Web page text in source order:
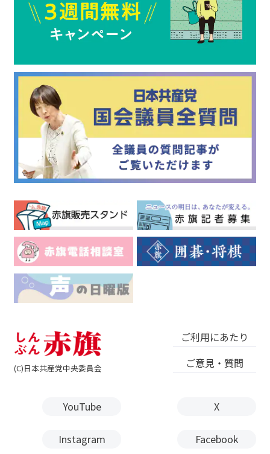
(C)日本共産党中央委員会
ご利用にあたり
ご意見・質問
YouTube X
Instagram Facebook